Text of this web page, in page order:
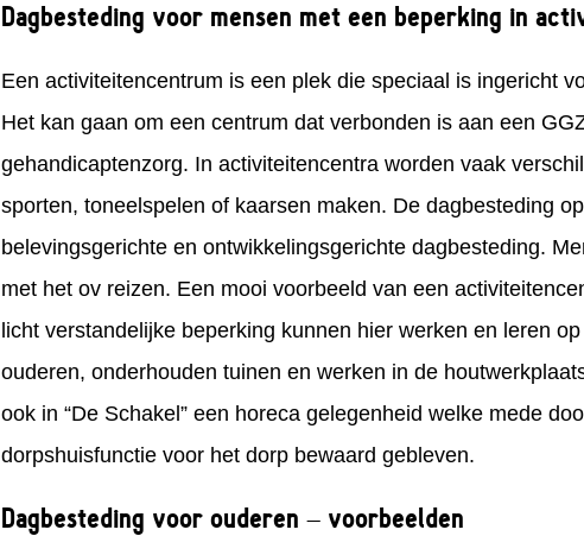
Dagbesteding voor mensen met een beperking in
Een activiteitencentrum is een plek die speciaal is ingericht
Het kan gaan om een centrum dat verbonden is aan een
gehandicaptenzorg. In activiteitencentra worden vaak
sporten, toneelspelen of kaarsen maken. De dagbesteding
belevingsgerichte en ontwikkelingsgerichte dagbesteding.
met het ov reizen. Een mooi voorbeeld van een
licht verstandelijke beperking kunnen hier werken en leren
ouderen, onderhouden tuinen en werken in de
ook in “De Schakel” een horeca gelegenheid welke mede
dorpshuisfunctie voor het dorp bewaard gebleven.
Dagbesteding voor ouderen – voorbeelden